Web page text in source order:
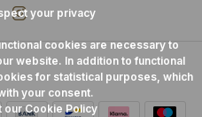
your privacy
cookies are necessary to
website. In addition to functional
for statistical purposes, which
your consent.
our Cookie Policy